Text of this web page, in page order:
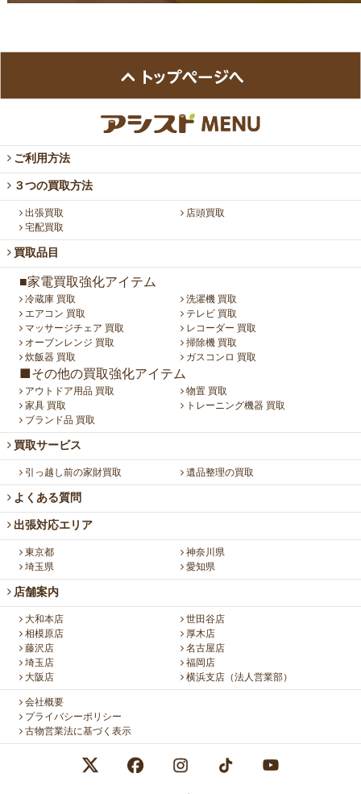
ご利用方法
３つの買取方法
出張買取
店頭買取
宅配買取
買取品目
■家電買取強化アイテム
冷蔵庫 買取
洗濯機 買取
エアコン 買取
テレビ 買取
マッサージチェア 買取
レコーダー 買取
オーブンレンジ 買取
掃除機 買取
炊飯器 買取
ガスコンロ 買取
■その他の買取強化アイテム
アウトドア用品 買取
物置 買取
家具 買取
トレーニング機器 買取
ブランド品 買取
買取サービス
引っ越し前の家財買取 遺品整理の買取
よくある質問
出張対応エリア
東京都
神奈川県
埼玉県
愛知県
店舗案内
大和本店
世田谷店
相模原店
厚木店
藤沢店
名古屋店
埼玉店
福岡店
大阪店
横浜支店（法人営業部）
会社概要
プライバシーポリシー
古物営業法に基づく表示